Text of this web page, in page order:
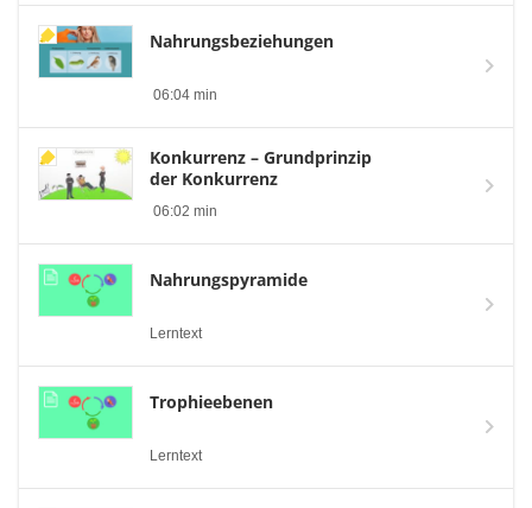
Nahrungsbeziehungen
06:04 min
Konkurrenz – Grundprinzip
der Konkurrenz
06:02 min
Nahrungspyramide
Lerntext
Trophieebenen
Lerntext